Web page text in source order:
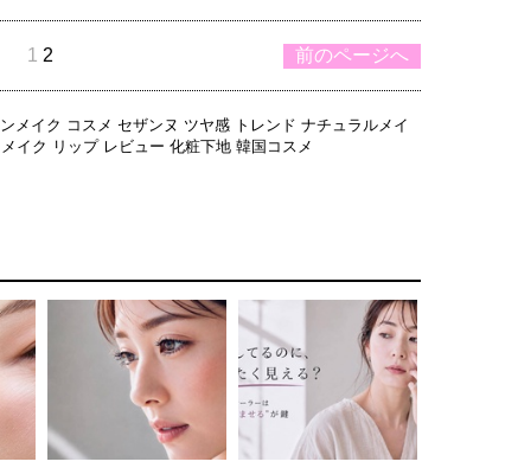
前のページへ
1 2
メイク コスメ セザンヌ ツヤ感 トレンド ナチュラルメイ
メイク リップ レビュー 化粧下地 韓国コスメ